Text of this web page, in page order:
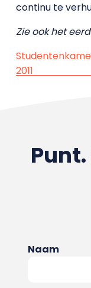
continu te
Zie ook het
2011
Naam